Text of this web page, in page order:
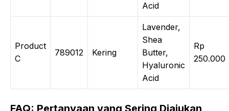
Acid
Product
C
789012 Kering
Lavender,
Shea
Butter,
Hyaluronic
Acid
Rp
250.000
FAQ: Pertanyaan yang Sering Diajukan